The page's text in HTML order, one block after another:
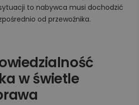
to nabywca musi dochodzić
od przewoźnika.
w świetle